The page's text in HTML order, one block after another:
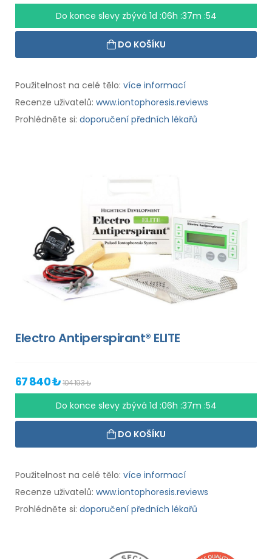
Do konce slevy zbývá 1d :06h :37m :54
DO KOŠÍKU
Použitelnost na celé tělo: více informací
Recenze uživatelů: www.iontophoresis.reviews
Prohlédněte si: doporučení předních lékařů
Electro Antiperspirant® ELITE
67 840 ₺104 193 ₺
Do konce slevy zbývá 1d :06h :37m :54
DO KOŠÍKU
Použitelnost na celé tělo: více informací
Recenze uživatelů: www.iontophoresis.reviews
Prohlédněte si: doporučení předních lékařů